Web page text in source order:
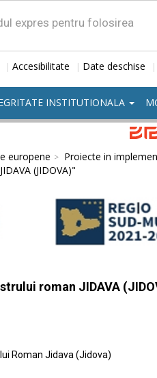
expres pentru folosirea
| Accesibilitate | Date deschise |
INSTITUTIONALA
europene
Proiecte in
(JIDOVA)"
roman JIDAVA
Roman Jidava (Jidova)